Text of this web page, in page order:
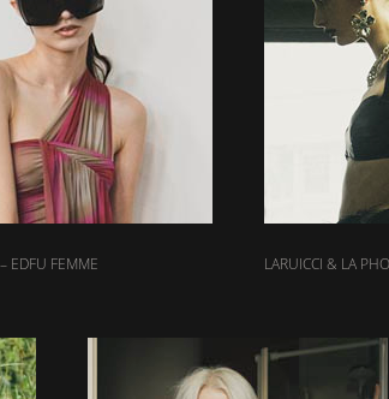
EDFU FEMME LARUICCI & LA